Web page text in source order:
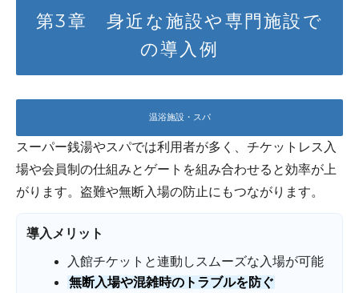
第3章 身近な施設や専門施設で
の導入例
温浴施設・スパ
スーパー銭湯やスパでは利用者が多く、チケットレス入
場や会員制の仕組みとゲートを組み合わせると効率が上
がります。盗難や無断入場の防止にもつながります。
導入メリット
入館チケットと連動しスムーズな入場が可能
無断入場や混雑時のトラブルを防ぐ